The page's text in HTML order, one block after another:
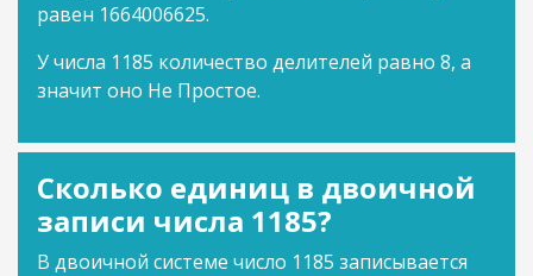
равен 1664006625.
У числа 1185 количество делителей равно 8, а
значит оно Не Простое.
Сколько единиц в двоичной
записи числа 1185?
В двоичной системе число 1185 записывается